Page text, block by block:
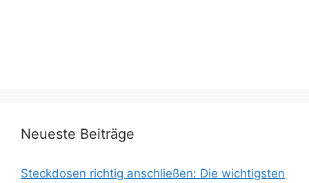
Neueste Beiträge
Steckdosen richtig anschließen: Die wichtigsten